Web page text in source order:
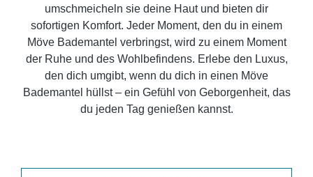
umschmeicheln sie deine Haut und bieten dir
sofortigen Komfort. Jeder Moment, den du in einem
Möve Bademantel verbringst, wird zu einem Moment
der Ruhe und des Wohlbefindens. Erlebe den Luxus,
den dich umgibt, wenn du dich in einen Möve
Bademantel hüllst – ein Gefühl von Geborgenheit, das
du jeden Tag genießen kannst.